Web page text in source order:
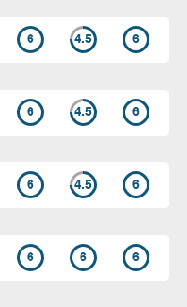
6 4.5 6
6 4.5 6
6 4.5 6
6 6 6